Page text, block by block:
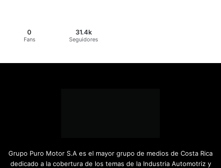
0
Fans
31.4k
Seguidores
Grupo Puro Motor S.A es el mayor grupo de medios de Costa Rica
dedicado a la cobertura de los temas de la Industria Automotriz y